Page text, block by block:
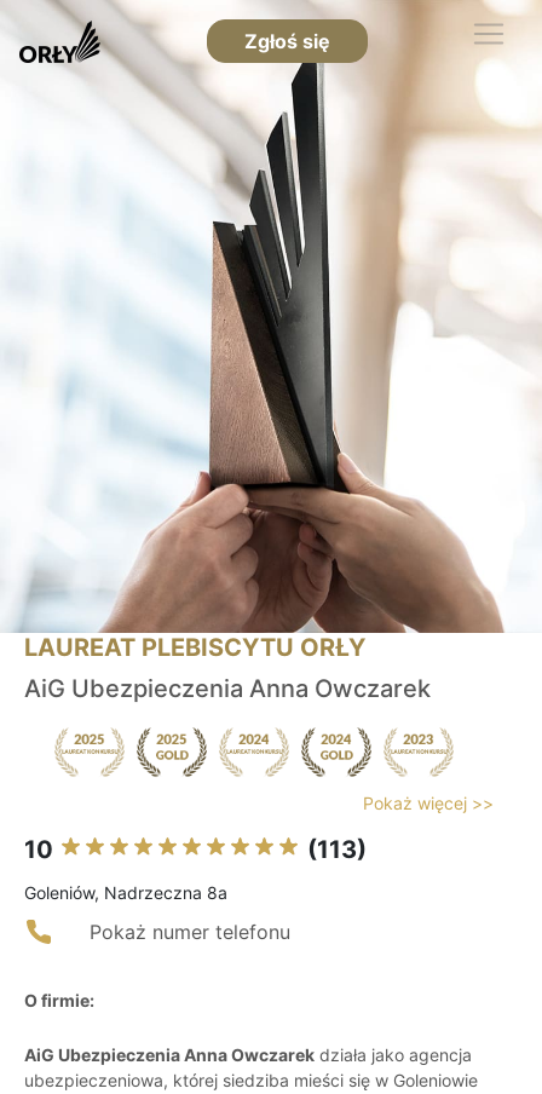
Zgłoś się
LAUREAT PLEBISCYTU ORŁY
AiG Ubezpieczenia Anna Owczarek
Pokaż więcej >>
10 (113)
Goleniów, Nadrzeczna 8a
Pokaż numer telefonu
O firmie:
AiG Ubezpieczenia Anna Owczarek działa jako agencja
ubezpieczeniowa, której siedziba mieści się w Goleniowie